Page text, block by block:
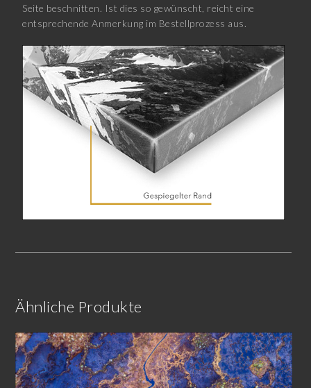
Seite beschnitten. Ist dies so gewünscht, reicht eine
entsprechende Anmerkung im Bestellprozess aus.
Ähnliche Produkte